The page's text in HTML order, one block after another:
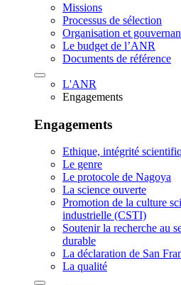
Missions
Processus de sélection
Organisation et
Le budget de l’ANR
Documents de référence
L'ANR
Engagements
Engagements
Ethique, intégrité
Le genre
Le protocole de Nagoya
La science ouverte
Promotion de la culture
industrielle (CSTI)
Soutenir la recherche au
durable
La déclaration de San
La qualité